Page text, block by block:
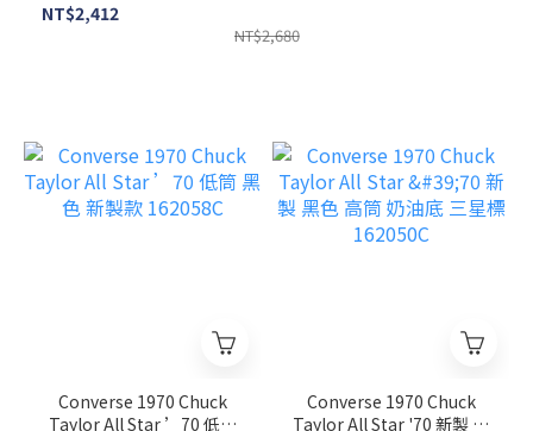
NT$2,412
NT$2,680
Converse 1970 Chuck
Taylor All Star ’70 低筒
Converse 1970 Chuck
Taylor All Star '70 新製 黑